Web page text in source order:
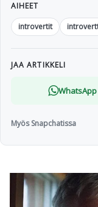
AIHEET
introvertit
JAA ARTIKKELI
WhatsApp
Myös Snapchatissa